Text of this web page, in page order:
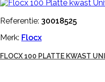
Referentie: 30018525
Merk: Flocx
FLOCX 100 PLATTE KWAST